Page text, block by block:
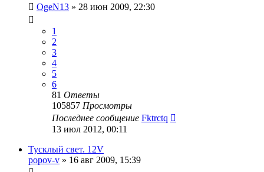
OgeN13 » 28 июн 2009, 22:30
1
2
3
4
5
6
81 Ответы
105857 Просмотры
Последнее сообщение Fktrctq
13 июл 2012, 00:11
Тусклый свет. 12V
popov-v » 16 авг 2009, 15:39